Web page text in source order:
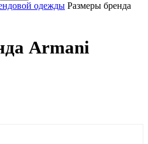
одежды Размеры бренда
Armani